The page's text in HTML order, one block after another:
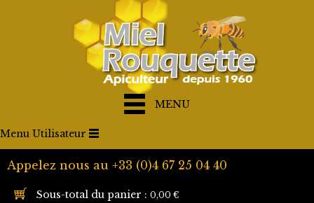
MENU
Menu Utilisateur
Appelez nous au +33 (0)4 67 25 04 40
Sous-total du panier : 0,00 €